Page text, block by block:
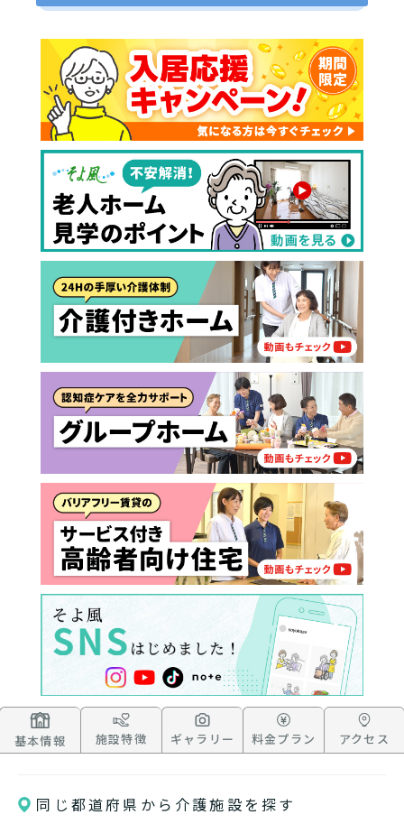
基本情報 施設特徴 ギャラリー 料金プラン アクセス
同じ都道府県から介護施設を探す